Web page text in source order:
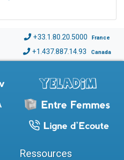
+33.1.80.20.5000 France
+1.437.887.14.93 Canada
Ressources